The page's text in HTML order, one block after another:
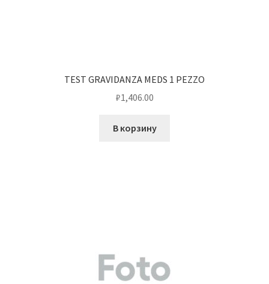
TEST GRAVIDANZA MEDS 1 PEZZO
₽1,406.00
В корзину